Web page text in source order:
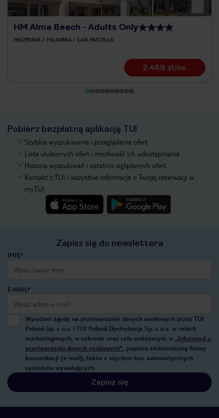
HM Alma Beach - Adults Only
HISZPANIA MAJORKA CAN PASTILLA
2 489 zł/os.
Pobierz bezpłatną aplikację TUI
Szybkie wyszukiwanie i przeglądanie ofert
Lista ulubionych ofert i możliwość ich udostępniania
Historia wyszukiwań i ostatnio oglądanych ofert
Kontakt z TUI i wszystkie informacje o Twojej rezerwacji w
myTUI
Zapisz się do newslettera
IMIĘ*
E-MAIL*
Wyrażam zgodę na przetwarzanie danych osobowych przez TUI
Poland Sp. z o.o. i TUI Poland Dystrybucja Sp. z o.o. w celach
marketingowych, w zakresie oraz celu wskazanym w „Informacji o
przetwarzaniu danych osobowych”, poprzez elektroniczną formę
komunikacji (e-mail), także z użyciem tzw. automatycznych
systemów wywołujących.
Zapisz się